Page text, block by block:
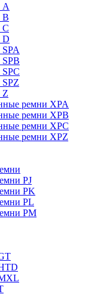
A
B
C
D
Z
ремни XPA
ремни XPB
ремни XPC
ремни XPZ
PJ
PK
PL
PM